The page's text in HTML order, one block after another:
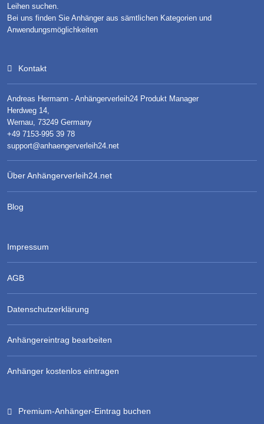
Leihen suchen.
Bei uns finden Sie Anhänger aus sämtlichen Kategorien und
Anwendungsmöglichkeiten
Kontakt
Andreas Hermann - Anhängerverleih24 Produkt Manager
Herdweg 14,
Wernau, 73249 Germany
+49 7153-995 39 78
support@anhaengerverleih24.net
Über Anhängerverleih24.net
Blog
Impressum
AGB
Datenschutzerklärung
Anhängereintrag bearbeiten
Anhänger kostenlos eintragen
Premium-Anhänger-Eintrag buchen